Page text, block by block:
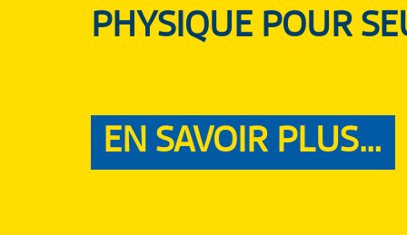
PHYSIQUE POUR
EN SAVOIR PLUS…